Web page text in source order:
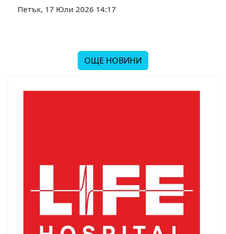
Петък, 17 Юли 2026 14:17
ОЩЕ НОВИНИ